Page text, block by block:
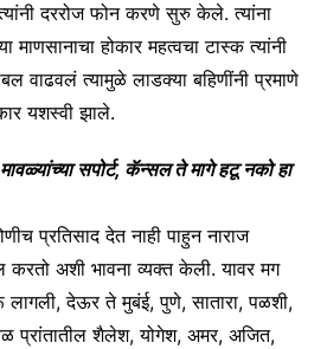
दररोज फोन करणे सुरु केले. त्यांना
होकार महत्वचा टास्क त्यांनी
वाढवलं त्यामुळे लाडक्या बहिणींनी प्रमाणे
यशस्वी झाले.
सपोर्ट, कॅन्सल ते मागे हटू नको हा
प्रतिसाद देत नाही पाहुन नाराज
अशी भावना व्यक्त केली. यावर मग
लागली, देऊर ते मुबंई, पुणे, सातारा, पळशी,
प्रांतातील शैलेश, योगेश, अमर, अजित,